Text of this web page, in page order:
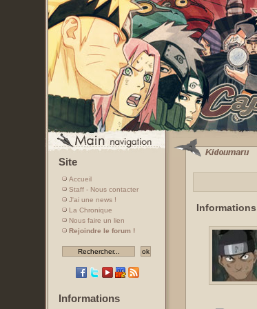
Site
Accueil
Staff - Nous contacter
J'ai une news !
La Chronique
Nous faire un lien
Rejoindre le forum !
Informations
Informations